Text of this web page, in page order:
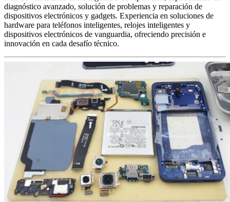
diagnóstico avanzado, solución de problemas y reparación de
dispositivos electrónicos y gadgets. Experiencia en soluciones de
hardware para teléfonos inteligentes, relojes inteligentes y
dispositivos electrónicos de vanguardia, ofreciendo precisión e
innovación en cada desafío técnico.